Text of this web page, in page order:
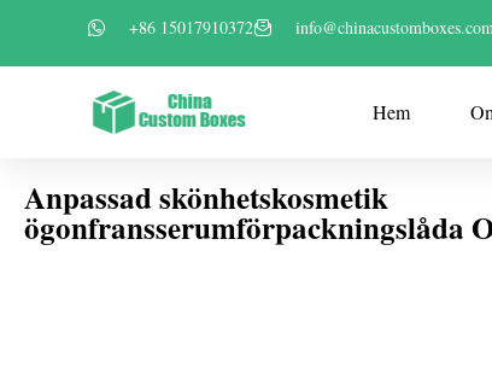
+86 15017910372
Hem
Anpassad skönhetskosmetik
ögonfransserumförpackningslåda